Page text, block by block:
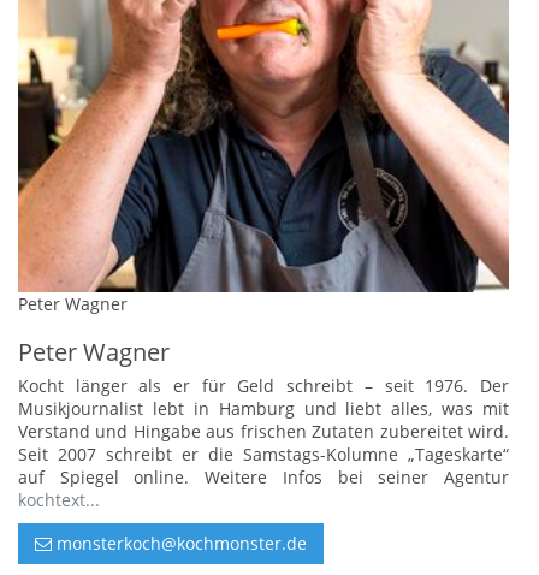
Peter Wagner
Peter Wagner
Kocht länger als er für Geld schreibt – seit 1976. Der
Musikjournalist lebt in Hamburg und liebt alles, was mit
Verstand und Hingabe aus frischen Zutaten zubereitet wird.
Seit 2007 schreibt er die Samstags-Kolumne „Tageskarte“
auf Spiegel online. Weitere Infos bei seiner Agentur
kochtext...
monsterkoch@kochmonster.de